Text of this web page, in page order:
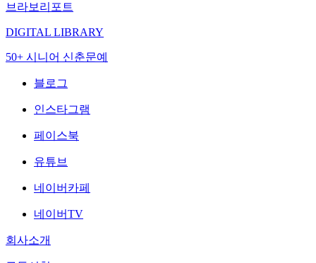
브라보리포트
DIGITAL LIBRARY
50+ 시니어 신춘문예
블로그
인스타그램
페이스북
유튜브
네이버카페
네이버TV
회사소개